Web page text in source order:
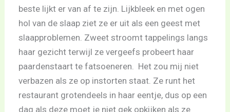
beste lijkt er van af te zijn. Lijkbleek en met ogen
hol van de slaap ziet ze er uit als een geest met
slaapproblemen. Zweet stroomt tappelings langs
haar gezicht terwijl ze vergeefs probeert haar
paardenstaart te fatsoeneren. Het zou mij niet
verbazen als ze op instorten staat. Ze runt het
restaurant grotendeels in haar eentje, dus op een
dag als deze moet je niet gek opkijken als ze